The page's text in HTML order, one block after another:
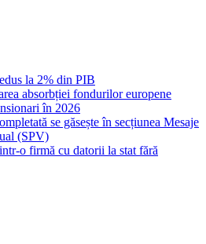
la 2% din PIB
absorbției fondurilor europene
în 2026
se găsește în secțiunea Mesaje
(SPV)
o firmă cu datorii la stat fără